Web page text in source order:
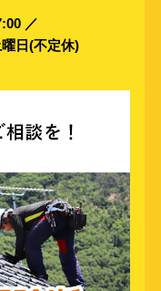
／
日(不定休)